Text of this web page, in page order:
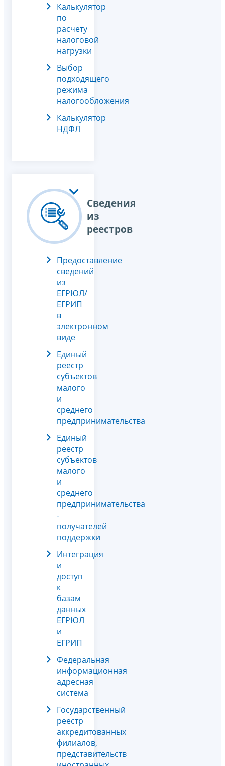
Калькулятор
по
расчету
налоговой
нагрузки
Выбор
подходящего
режима
налогообложения
Калькулятор
НДФЛ
Сведения
из
реестров
Предоставление
сведений
из
ЕГРЮЛ/
ЕГРИП
в
электронном
виде
Единый
реестр
субъектов
малого
и
среднего
предпринимательства
Единый
реестр
субъектов
малого
и
среднего
предпринимательства
-
получателей
поддержки
Интеграция
и
доступ
к
базам
данных
ЕГРЮЛ
и
ЕГРИП
Федеральная
информационная
адресная
система
Государственный
реестр
аккредитованных
филиалов,
представительств